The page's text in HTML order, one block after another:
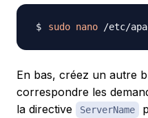
sudo nano /etc/
En bas, créez un autre
correspondre les
la directive
ServerName